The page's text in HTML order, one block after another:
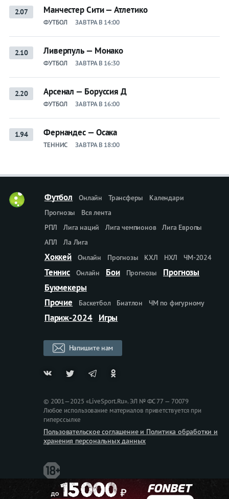
2.07 Манчестер Сити — Атлетико
ФУТБОЛ ЗАВТРА В 14:00
2.10 Ливерпуль — Монако
ФУТБОЛ ЗАВТРА В 16:30
2.20 Арсенал — Боруссия Д
ФУТБОЛ ЗАВТРА В 16:00
1.94 Фернандес — Осака
ТЕННИС ЗАВТРА В 18:00
Футбол Онлайн Трансферы
Календари
Прогнозы
Вся лента
РПЛ
Лига наций Лига чемпионов
Лига Европы
АПЛ
Ла Лига
Хоккей Онлайн Прогнозы КХЛ НХЛ ЧМ-2024
Теннис Онлайн Бои Прогнозы
Прогнозы
Букмекеры
Прочие
Баскетбол Биатлон ЧМ по фигурному
Париж-2024 Игры
Напишите нам
© 2001—2025 «LiveSport.Ru». ЭЛ № ФС 77 — 70079
Любое использование материалов приветствуется при
гиперссылке
Пользовательское соглашение и Политика обработки и
хранения персональных данных